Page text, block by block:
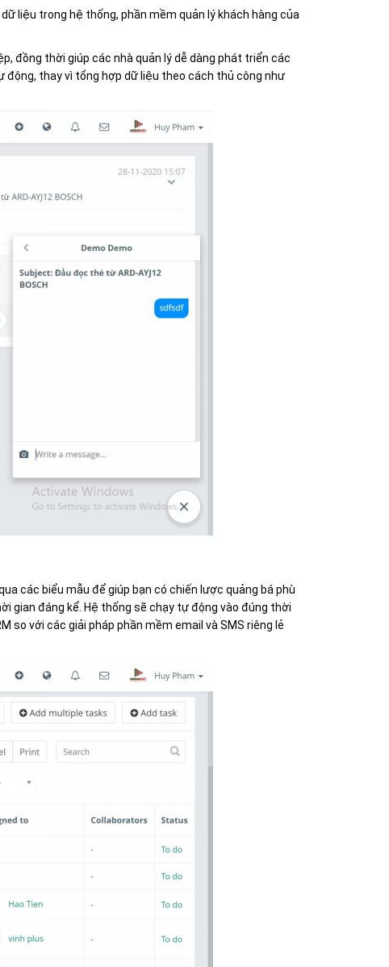
liệu trong hệ thống, phần mềm quản lý khách hàng của
đồng thời giúp các nhà quản lý dễ dàng phát triển các
thay vì tổng hợp dữ liệu theo cách thủ công như
các biểu mẫu để giúp bạn có chiến lược quảng bá phù
gian đáng kể. Hệ thống sẽ chạy tự động vào đúng thời
với các giải pháp phần mềm email và SMS riêng lẻ